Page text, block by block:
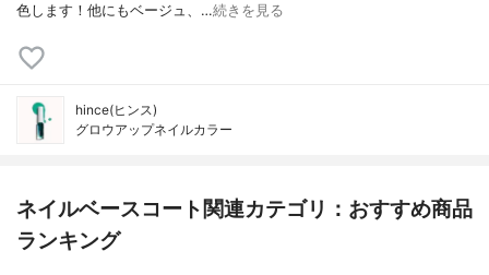
色します！他にもベージュ、…続きを見る
hince(ヒンス)
グロウアップネイルカラー
ネイルベースコート関連カテゴリ：おすすめ商品
ランキング